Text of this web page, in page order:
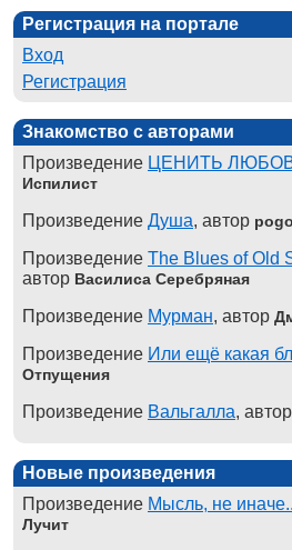
Регистрация на портале
Вход
Регистрация
Знакомство с авторами
Произведение ЦЕНИТЬ
Испилист
Произведение Душа, автор
Произведение The Blues of Old
автор Василиса Серебряная
Произведение Мурман, автор
Произведение Или ещё какая
Отпущения
Произведение Вальгалла, автор
Новые произведения
Произведение Мысль, не
Лучит